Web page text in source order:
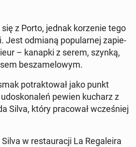
z Porto, jednak ko­rze­nie tego
Jest odmianą po­pu­lar­nej za­pie­
– kanapki z serem, szynką,
be­sza­me­lo­wym.
po­trak­to­wał jako punkt
pewien kucharz z
Silva, który pra­co­wał wcze­śniej
Silva w re­stau­ra­cji La Re­ga­le­ira